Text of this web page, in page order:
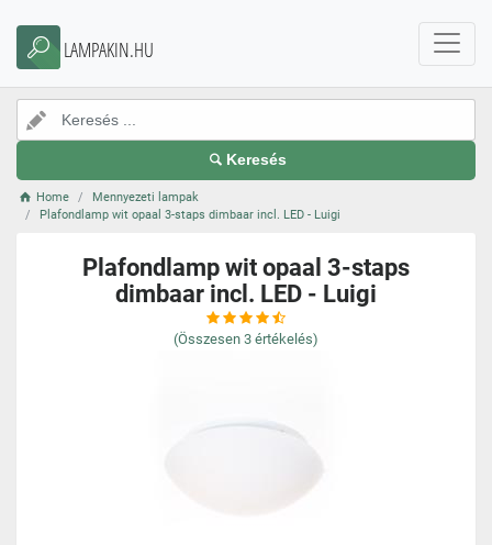
LAMPAKIN.HU
Keresés
Home
Mennyezeti lampak
Plafondlamp wit opaal 3-staps dimbaar incl. LED - Luigi
Plafondlamp wit opaal 3-staps
dimbaar incl. LED - Luigi
(Összesen 3 értékelés)